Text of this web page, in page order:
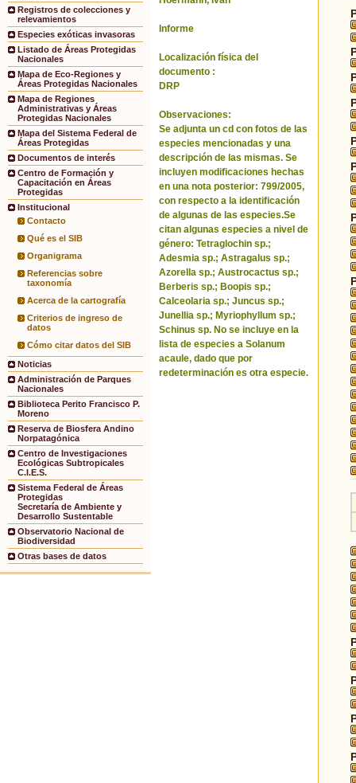
Registros de colecciones y
relevamientos
Especies exóticas invasoras
Listado de Áreas Protegidas
Nacionales
Mapa de Eco-Regiones y
Áreas Protegidas Nacionales
Mapa de Regiones
Administrativas y Áreas
Protegidas Nacionales
Mapa del Sistema Federal de
Áreas Protegidas
Documentos de interés
Centro de Formación y
Capacitación en Áreas
Protegidas
Institucional
Contacto
Qué es el SIB
Organigrama
Referencias sobre
taxonomía
Acerca de la cartografía
Criterios de ingreso de
datos
Cómo citar datos del SIB
Noticias
Administración de Parques
Nacionales
Biblioteca Perito Francisco P.
Moreno
Reserva de Biosfera Andino
Norpatagónica
Centro de Investigaciones
Ecológicas Subtropicales
C.I.E.S.
Sistema Federal de Áreas
Protegidas
Secretaría de Ambiente y
Desarrollo Sustentable
Observatorio Nacional de
Biodiversidad
Otras bases de datos
Informe
Localización física del
documento :
DRP
Observaciones:
Se adjunta un cd con fotos de las
especies mencionadas y una
descripción de las mismas. Se
incluyen modificaciones hechas
en una nota posterior: 799/2005,
con respecto a la identificación
de algunas de las especies.Se
citan algunas especies a nivel de
género: Tetraglochin sp.;
Adesmia sp.; Astragalus sp.;
Azorella sp.; Austrocactus sp.;
Berberis sp.; Boopis sp.;
Calceolaria sp.; Juncus sp.;
Junellia sp.; Myriophyllum sp.;
Schinus sp. No se incluye en la
lista de especies a Solanum
acaule, dado que por
redeterminación es otra especie.